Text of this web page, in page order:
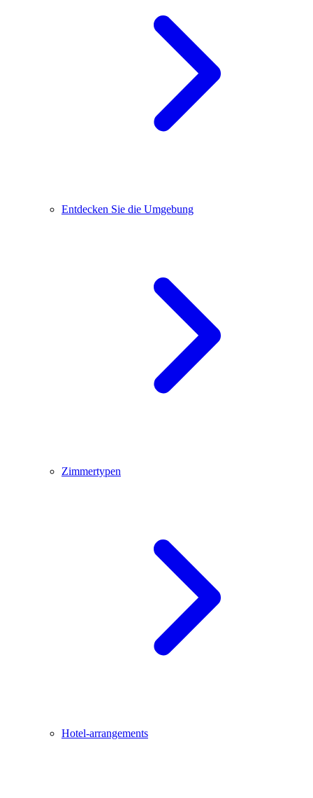
Entdecken Sie die Umgebung
Zimmertypen
Hotel-arrangements